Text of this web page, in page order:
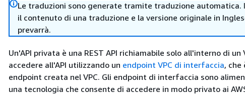
Le traduzioni sono generate tramite traduzione
il contenuto di una traduzione e la versione originale in
prevarrà.
Un'API privata è una REST API richiamabile solo all'interno di un
accedere all'API utilizzando un endpoint VPC di interfaccia,
endpoint creata nel VPC. Gli endpoint di interfaccia sono
una tecnologia che consente di accedere in modo privato ai